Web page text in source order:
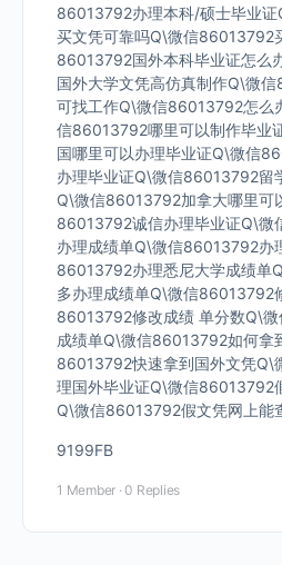
86013792办理本科/硕士毕业
买文凭可靠吗Q\微信86013792
86013792国外本科毕业证怎么
国外大学文凭高仿真制作Q\微
可找工作Q\微信86013792怎么
信86013792哪里可以制作毕业
国哪里可以办理毕业证Q\微信
办理毕业证Q\微信86013792留
Q\微信86013792加拿大哪里可
86013792诚信办理毕业证Q\微
办理成绩单Q\微信86013792办
86013792办理悉尼大学成绩单
多办理成绩单Q\微信86013792
86013792修改成绩 单分数Q\
成绩单Q\微信86013792如何拿
86013792快速拿到国外文凭Q\
理国外毕业证Q\微信86013792
Q\微信86013792假文凭网上能
9199FB
1 Member · 0 Replies